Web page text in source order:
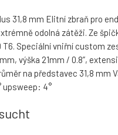
31,8 mm Elitní zbraň pro
odolná zátěži. Ze
Speciální vniřní custom
výška 21mm / 0.8”,
na představec 31,8 mm
upsweep: 4°